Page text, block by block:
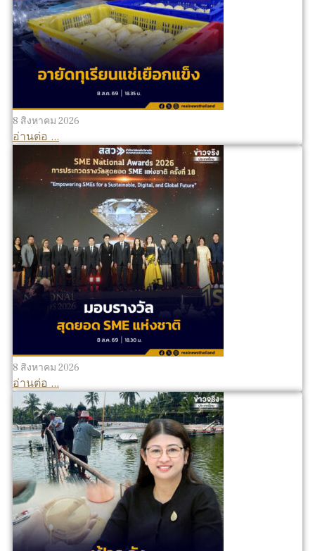
8 สิงหาคม 2026
อ่านต่อ ...
8 สิงหาคม 2026
อ่านต่อ ...